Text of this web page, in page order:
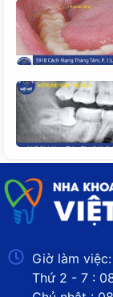
Giờ làm việc:
Thứ 2 - 7 :